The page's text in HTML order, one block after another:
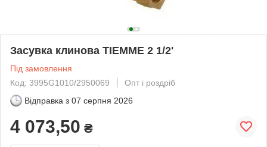
Засувка клинова TIEMME 2 1/2'
Під замовлення
Код: 3995G1010/2950069
Опт і роздріб
Відправка з 07 серпня 2026
4 073,50 ₴